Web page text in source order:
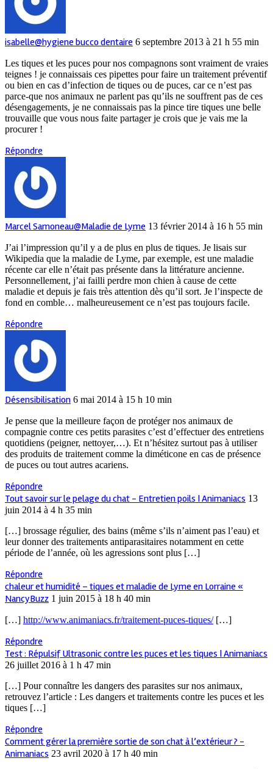
isabelle@hygiene bucco dentaire 6 septembre 2013 à 21 h 55 min
Les tiques et les puces pour nos compagnons sont vraiment de vraies
teignes ! je connaissais ces pipettes pour faire un traitement préventif
ou bien en cas d’infection de tiques ou de puces, car ce n’est pas
parce-que nos animaux ne parlent pas qu’ils ne souffrent pas de ces
désengagements, je ne connaissais pas la pince tire tiques une belle
trouvaille que vous nous faite partager je crois que je vais me la
procurer !
Répondre
Marcel Samoneau@Maladie de Lyme 13 février 2014 à 16 h 55 min
J’ai l’impression qu’il y a de plus en plus de tiques. Je lisais sur
Wikipedia que la maladie de Lyme, par exemple, est une maladie
récente car elle n’était pas présente dans la littérature ancienne.
Personnellement, j’ai failli perdre mon chien à cause de cette
maladie et depuis je fais très attention dès qu’il sort. Je l’inspecte de
fond en comble… malheureusement ce n’est pas toujours facile.
Répondre
Désensibilisation 6 mai 2014 à 15 h 10 min
Je pense que la meilleure façon de protéger nos animaux de
compagnie contre ces petits parasites c’est d’effectuer des entretiens
quotidiens (peigner, nettoyer,…). Et n’hésitez surtout pas à utiliser
des produits de traitement comme la diméticone en cas de présence
de puces ou tout autres acariens.
Répondre
Tout savoir sur le pelage du chat - Entretien poils | Animaniacs 13
juin 2014 à 4 h 35 min
[…] brossage régulier, des bains (même s’ils n’aiment pas l’eau) et
leur donner des traitements antiparasitaires notamment en cette
période de l’année, où les agressions sont plus […]
Répondre
chaleur et humidité – tiques et maladie de Lyme en Lorraine «
NancyBuzz 1 juin 2015 à 18 h 40 min
[…] http://www.animaniacs.fr/traitement-puces-tiques/[…]
Répondre
Test : Répulsif Ultrasonic contre les puces et les tiques | Animaniacs
26 juillet 2016 à 1 h 47 min
[…] Pour connaître les dangers des parasites sur nos animaux,
retrouvez l’article : Les dangers et traitements contre les puces et les
tiques […]
Répondre
Comment gérer la première sortie de son chat à l’extérieur ? -
Animaniacs 23 avril 2020 à 17 h 40 min